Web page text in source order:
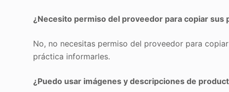
¿Necesito permiso del proveedor para copiar sus
No, no necesitas permiso del proveedor para
práctica informarles.
¿Puedo usar imágenes y descripciones de